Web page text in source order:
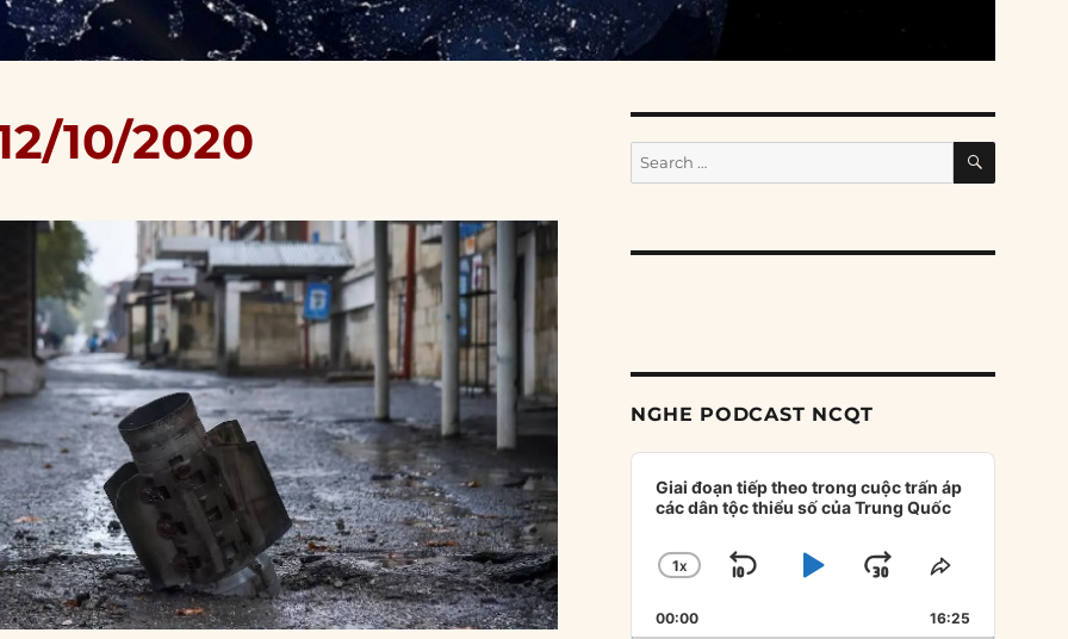
10/2020
Search
for:
SEARCH
NGHE PODCAST NCQT
Audio
Player
Giai đoạn tiếp theo trong cuộc trấn áp
các dân tộc thiểu số của Trung Quốc
CHANGE
RATE
1X
SKIP
BACKWARD
PLAYJUMP
FORWARD
SHARE
EPISODE
00:00 16:25